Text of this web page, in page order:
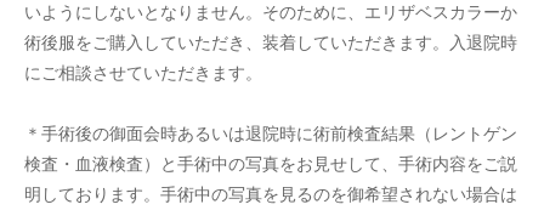
いようにしないとなりません。そのために、エリザベスカラーか
術後服をご購入していただき、装着していただきます。入退院時
にご相談させていただきます。
＊手術後の御面会時あるいは退院時に術前検査結果（レントゲン
検査・血液検査）と手術中の写真をお見せして、手術内容をご説
明しております。手術中の写真を見るのを御希望されない場合は